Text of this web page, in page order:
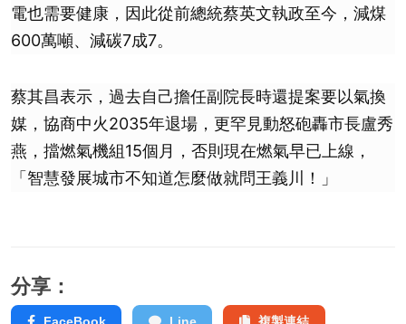
電也需要健康，因此從前總統蔡英文執政至今，減煤
600萬噸、減碳7成7。
蔡其昌表示，過去自己擔任副院長時還提案要以氣換
媒，協商中火2035年退場，更罕見動怒砲轟市長盧秀
燕，擋燃氣機組15個月，否則現在燃氣早已上線，
「智慧發展城市不知道怎麼做就問王義川！」
分享：
FaceBook Line 複製連結